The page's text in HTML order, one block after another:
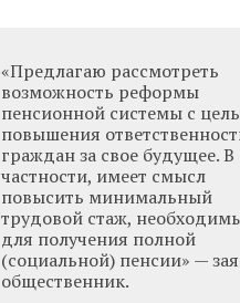
«Предлагаю рассмотреть
возможность реформы
пенсионной системы с
повышения
граждан за свое будущее. В
частности, имеет смысл
повысить минимальный
трудовой стаж,
для получения полной
(социальной) пенсии» —
общественник.